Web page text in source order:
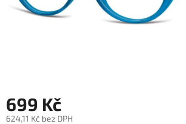
699 Kč
624,11 Kč bez DPH